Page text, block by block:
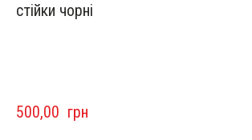
стійки чорні
500,00  грн